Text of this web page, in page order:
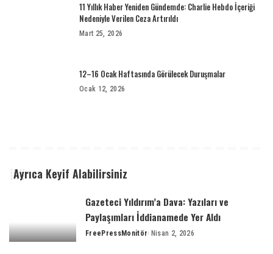
11 Yıllık Haber Yeniden Gündemde: Charlie Hebdo İçeriği
Nedeniyle Verilen Ceza Artırıldı
Mart 25, 2026
12–16 Ocak Haftasında Görülecek Duruşmalar
Ocak 12, 2026
Ayrıca Keyif Alabilirsiniz
Gazeteci Yıldırım’a Dava: Yazıları ve
Paylaşımları İddianamede Yer Aldı
FreePressMonitör Nisan 2, 2026